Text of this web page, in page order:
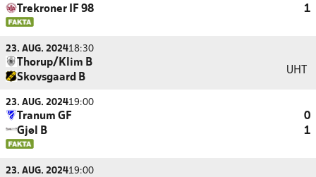
Trekroner IF 98
1
23. AUG. 202418:30
Thorup/Klim B
Skovsgaard B
UHT
23. AUG. 202419:00
Tranum GF
0
Gjøl B
1
23. AUG. 202419:00